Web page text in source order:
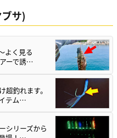
サ)
よく見る
ーで誘…
超釣れます。
テム…
シリーズから